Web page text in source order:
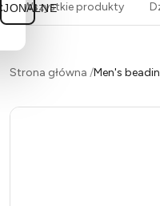
Wszystkie produkty
Strona główna /Men's